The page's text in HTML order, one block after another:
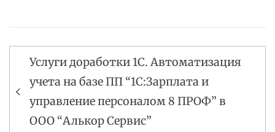
Навигация
по
записям
Услуги доработки 1С. Автоматизация
учета на базе ПП “1С:Зарплата и
управление персоналом 8 ПРОФ” в
ООО “Алькор Сервис”